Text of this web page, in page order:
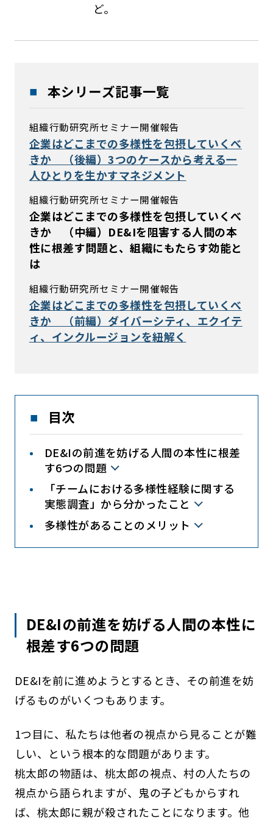
ど。
本シリーズ記事一覧
組織行動研究所セミナー開催報告
企業はどこまでの多様性を包摂していくべ
きか （後編）3つのケースから考える一
人ひとりを生かすマネジメント
組織行動研究所セミナー開催報告
企業はどこまでの多様性を包摂していくべ
きか （中編）DE&Iを阻害する人間の本
性に根差す問題と、組織にもたらす効能と
は
組織行動研究所セミナー開催報告
企業はどこまでの多様性を包摂していくべ
きか （前編）ダイバーシティ、エクイテ
ィ、インクルージョンを紐解く
目次
DE&Iの前進を妨げる人間の本性に根差
す6つの問題
「チームにおける多様性経験に関する
実態調査」から分かったこと
多様性があることのメリット
DE&Iの前進を妨げる人間の本性に
根差す6つの問題
DE&Iを前に進めようとするとき、その前進を妨
げるものがいくつもあります。
1つ目に、私たちは他者の視点から見ることが難
しい、という根本的な問題があります。
桃太郎の物語は、桃太郎の視点、村の人たちの
視点から語られますが、鬼の子どもからすれ
ば、桃太郎に親が殺されたことになります。他